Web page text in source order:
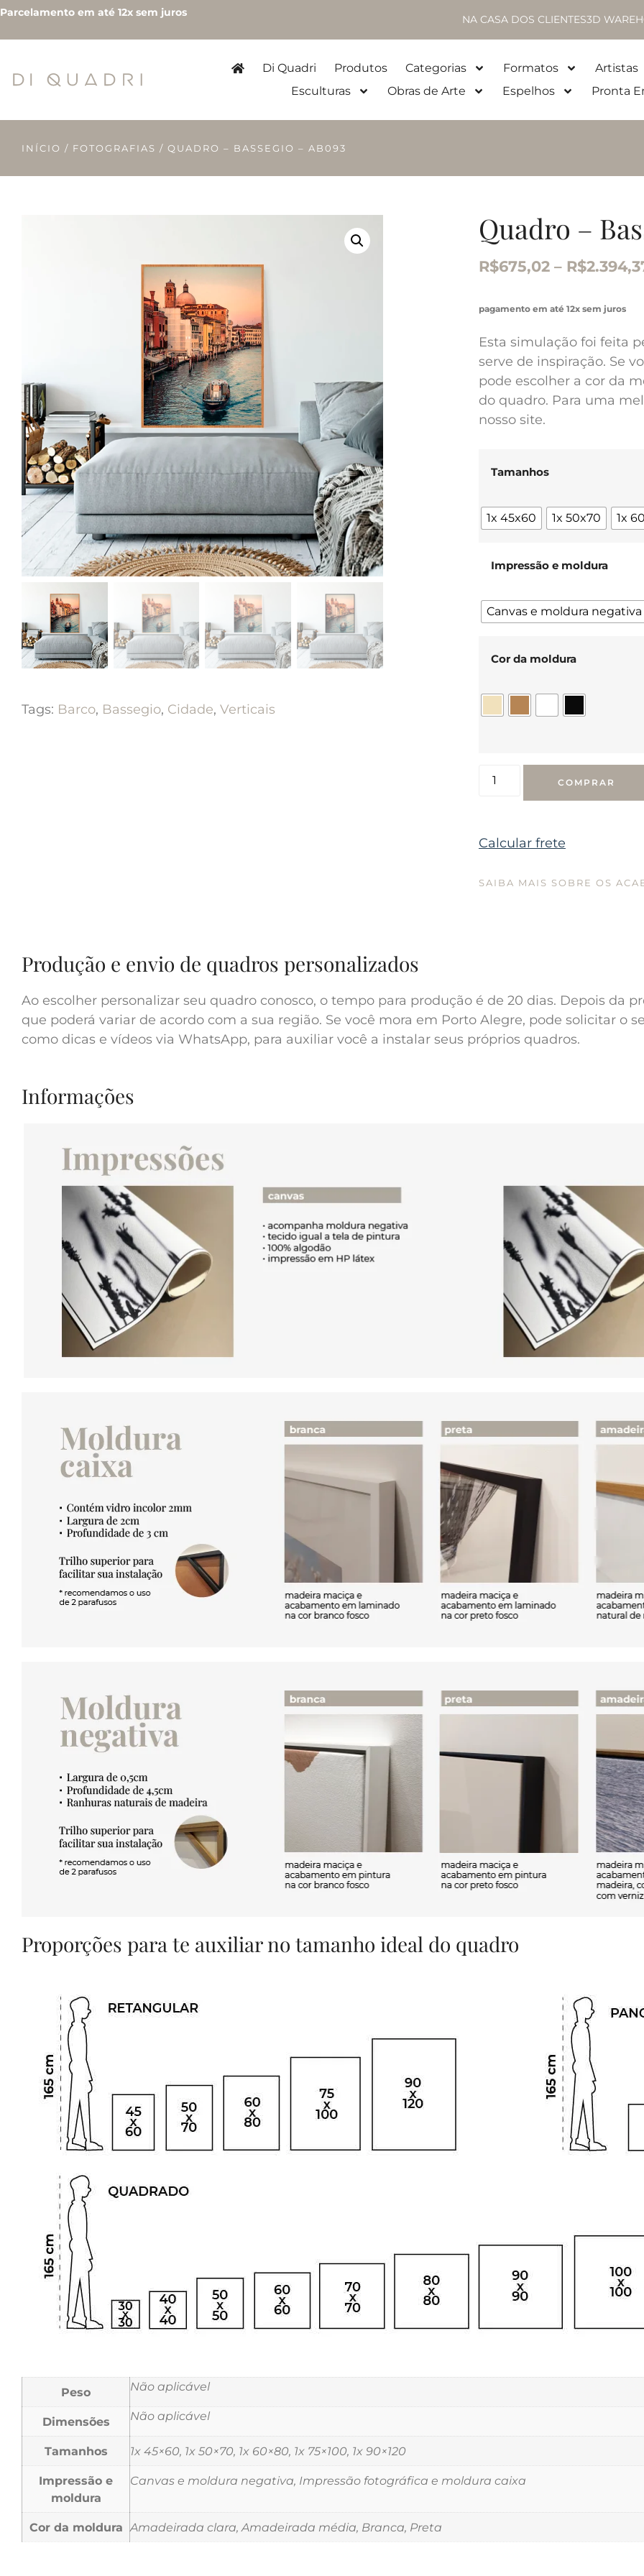
Parcelamento em até 12x sem juros
NA CASA DOS CLIENTES3D
Di Quadri Produtos Categorias Formatos Artistas
Esculturas
Obras de Arte Espelhos Pronta
INÍCIO / FOTOGRAFIAS / QUADRO – BASSEGIO – AB093
Tags: Barco, Bassegio, Cidade, Verticais
Quadro –
R$675,02 – R$
pagamento em até 12x sem juros
Esta simulação foi feita
serve de inspiração. Se
pode escolher a cor da
do quadro. Para uma
nosso site.
Tamanhos
1x 45x60 1x 50x70 1x
Impressão e moldura
Canvas e moldura negativa
Cor da moldura
COMPRAR
Calcular frete
SAIBA MAIS SOBRE OS
Produção e envio de quadros personalizados
Ao escolher personalizar seu quadro conosco, o tempo para produção é de 20 dias. Depois da
que poderá variar de acordo com a sua região. Se você mora em Porto Alegre, pode solicitar o
como dicas e vídeos via WhatsApp, para auxiliar você a instalar seus próprios quadros.
Informações
Proporções para te auxiliar no tamanho ideal do quadro
Peso Não aplicável
Dimensões Não aplicável
Tamanhos 1x 45×60, 1x 50×70, 1x 60×80, 1x 75×100, 1x 90×120
Impressão e
moldura
Canvas e moldura negativa, Impressão fotográfica e moldura caixa
Cor da moldura Amadeirada clara, Amadeirada média, Branca, Preta